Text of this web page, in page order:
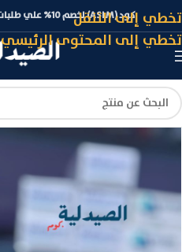
تخطي إلى التنقل
تخطي إلى المحتوى الرئيسي
كود (ASLM) لخصم 10% علي طلبات الجملة الأعلي من 7000 جنيه